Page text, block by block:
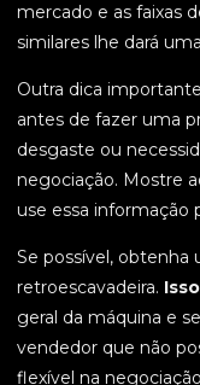
mercado e as faixas
similares lhe dará
Outra dica
antes de fazer uma
desgaste ou
negociação. Mostre
use essa informação
Se possível,
retroescavadeira. Isso
geral da máquina e
vendedor que não
flexível na